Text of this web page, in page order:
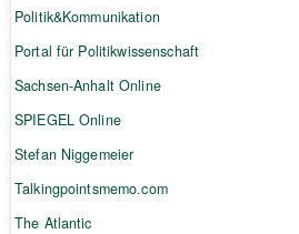
Politik&Kommunikation
Portal für Politikwissenschaft
Sachsen-Anhalt Online
SPIEGEL Online
Stefan Niggemeier
Talkingpointsmemo.com
The Atlantic